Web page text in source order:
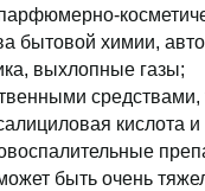
бытовой химии,
выхлопные газы;
средствами,
кислота
быть очень